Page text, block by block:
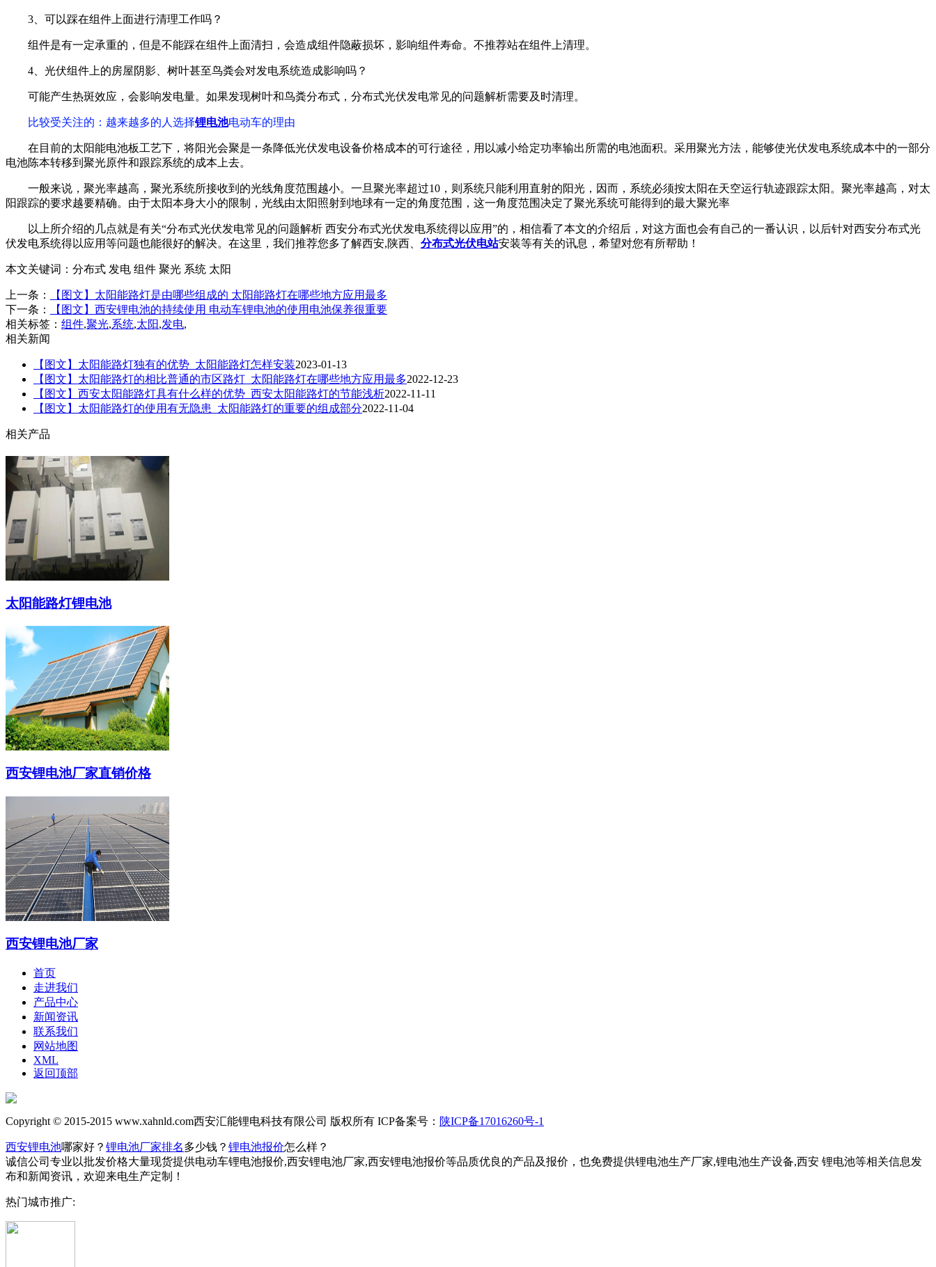
3、可以踩在组件上面进行清理工作吗？
组件是有一定承重的，但是不能踩在组件上面清扫，会造成组件隐蔽损坏，影响组件寿命。不推荐站在组件上清理。
4、光伏组件上的房屋阴影、树叶甚至鸟粪会对发电系统造成影响吗？
可能产生热斑效应，会影响发电量。如果发现树叶和鸟粪分布式，分布式光伏发电常见的问题解析需要及时清理。
比较受关注的 ：越来越多的人选择锂电池电动车的理由
在目前的太阳能电池板工艺下，将阳光会聚是一条降低光伏发电设备价格成本的可行途径，用以减小给定功率输出所需的电池面积。采用聚光方法，能够使光伏发电系统成本中的一部分
电池陈本转移到聚光原件和跟踪系统的成本上去。
一般来说，聚光率越高，聚光系统所接收到的光线角度范围越小。一旦聚光率超过10，则系统只能利用直射的阳光，因而，系统必须按太阳在天空运行轨迹跟踪太阳。聚光率越高，对太
阳跟踪的要求越要精确。由于太阳本身大小的限制，光线由太阳照射到地球有一定的角度范围，这一角度范围决定了聚光系统可能得到的最大聚光率
以上所介绍的几点就是有关“分布式光伏发电常见的问题解析 西安分布式光伏发电系统得以应用”的，相信看了本文的介绍后，对这方面也会有自己的一番认识，以后针对西安分布式光
伏发电系统得以应用等问题也能很好的解决。在这里，我们推荐您多了解西安,陕西、 分布式光伏电站安装等有关的讯息，希望对您有所帮助！
本文关键词： 分布式 发电 组件 聚光 系统 太阳
上一条：
【图文】太阳能路灯是由哪些组成的 太阳能路灯在哪些地方应用最多
下一条：
【图文】西安锂电池的持续使用 电动车锂电池的使用电池保养很重要
相关标签： 组件,聚光,系统,太阳,发电,
相关新闻
【图文】太阳能路灯独有的优势_太阳能路灯怎样安装2023-01-13
【图文】太阳能路灯的相比普通的市区路灯_太阳能路灯在哪些地方应用最多2022-12-23
【图文】西安太阳能路灯具有什么样的优势_西安太阳能路灯的节能浅析2022-11-11
【图文】太阳能路灯的使用有无隐患_太阳能路灯的重要的组成部分2022-11-04
相关产品
太阳能路灯锂电池
西安锂电池厂家直销价格
西安锂电池厂家
首页
走进我们
产品中心
新闻资讯
联系我们
网站地图
XML
返回顶部
Copyright © 2015-2015 www.xahnld.com西安汇能锂电科技有限公司 版权所有 ICP备案号： 陕ICP备17016260号-1
西安锂电池哪家好？ 锂电池厂家排名多少钱？ 锂电池报价怎么样？
诚信公司专业以批发价格大量现货提供电动车锂电池报价,西安锂电池厂家,西安锂电池报价等品质优良的产品及报价，也免费提供锂电池生产厂家,锂电池生产设备,西安 锂电池等相关信息发
布和新闻资讯，欢迎来电生产定制！
热门城市推广: